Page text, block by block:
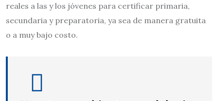
reales a las y los jóvenes para certificar primaria,
secundaria y preparatoria, ya sea de manera gratuita
o a muy bajo costo.